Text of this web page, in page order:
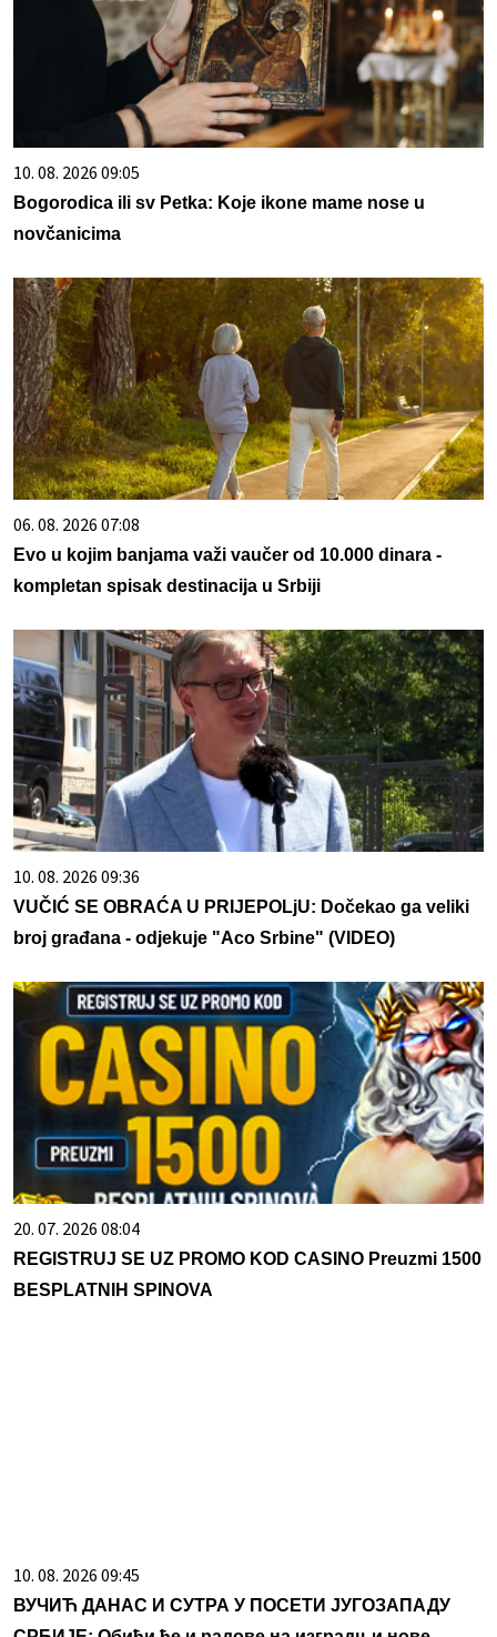
10. 08. 2026 09:05
Bogorodica ili sv Petka: Koje ikone mame nose u
novčanicima
06. 08. 2026 07:08
Evo u kojim banjama važi vaučer od 10.000 dinara -
kompletan spisak destinacija u Srbiji
10. 08. 2026 09:36
VUČIĆ SE OBRAĆA U PRIJEPOLjU: Dočekao ga veliki
broj građana - odjekuje "Aco Srbine" (VIDEO)
20. 07. 2026 08:04
REGISTRUJ SE UZ PROMO KOD CASINO Preuzmi 1500
BESPLATNIH SPINOVA
10. 08. 2026 09:45
ВУЧИЋ ДАНАС И СУТРА У ПОСЕТИ ЈУГОЗАПАДУ